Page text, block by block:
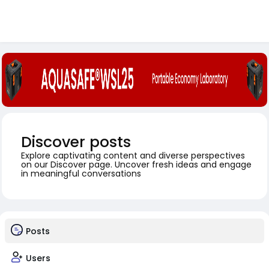
Discover posts
Explore captivating content and diverse perspectives
on our Discover page. Uncover fresh ideas and engage
in meaningful conversations
Posts
Users